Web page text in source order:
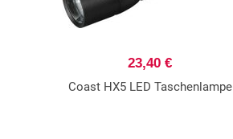
23,40 €
Coast HX5 LED Taschenlampe